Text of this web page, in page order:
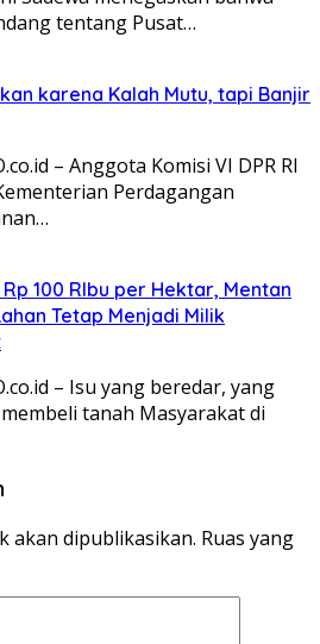
tentang Pusat…
karena Kalah Mutu, tapi Banjir
– Anggota Komisi VI DPR RI
Perdagangan
100 RIbu per Hektar, Mentan
Tetap Menjadi Milik
– Isu yang beredar, yang
tanah Masyarakat di
akan dipublikasikan. Ruas yang